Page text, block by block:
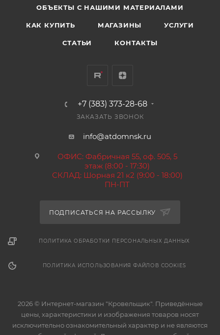
ОБЪЕКТЫ С НАШИМИ МАТЕРИАЛАМИ
КАК КУПИТЬ МАГАЗИНЫ УСЛУГИ
СТАТЬИ КОНТАКТЫ
+7 (383) 373-28-68
ЗАКАЗАТЬ ЗВОНОК
info@atdomnsk.ru
ОФИС: Фабричная 55, оф. 505, 5
этаж (8:00 - 17:30)
СКЛАД: Шорная 21 к2 (9:00 - 18:00)
ПН-ПТ
ПОДПИСАТЬСЯ НА РАССЫЛКУ
ПОЛИТИКА ОБРАБОТКИ ПЕРСОНАЛЬНЫХ ДАННЫХ
ПОЛИТИКА ИСПОЛЬЗОВАНИЯ ФАЙЛОВ COOKIES
2026 © Интернет-магазин "Кровельщик". Приведённые
цены, характеристики и изображения товаров носят
исключительно ознакомительный характер и не являются